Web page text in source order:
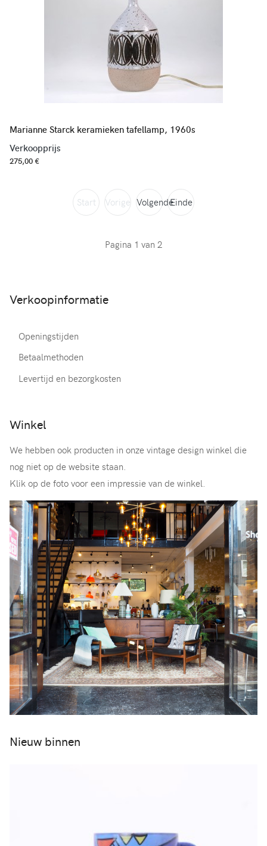
Marianne Starck keramieken tafellamp, 1960s
Verkoopprijs
275,00 €
Start Vorige VolgendeEinde
Pagina 1 van 2
Verkoopinformatie
Openingstijden
Betaalmethoden
Levertijd en bezorgkosten
Winkel
We hebben ook producten in onze vintage design winkel die
nog niet op de website staan.
Klik op de foto voor een impressie van de winkel.
Nieuw binnen